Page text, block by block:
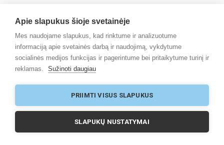
Apie slapukus šioje svetainėje
Mes naudojame slapukus, kad rinktume ir analizuotume
informaciją apie svetainės darbą ir naudojimą, vykdytume
socialinės medijos funkcijas ir pagerintume bei pritaikytume turinį ir
reklamas.
Sužinoti daugiau
PRIIMTI VISUS SLAPUKUS
SLAPUKŲ NUSTATYMAI